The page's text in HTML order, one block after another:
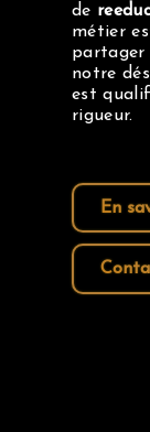
de
métier
partager
notre
est
rigueur.
En